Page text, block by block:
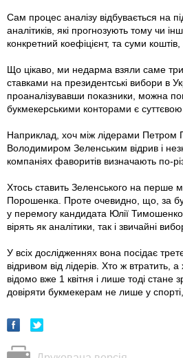
Сам процес аналізу відбувається на
аналітиків, які прогнозують тому чи
конкретний коефіцієнт, та суми
Що цікаво, ми недарма взяли саме три
ставками на президентські вибори в
проаналізувавши показники, можна
букмекерськими конторами є суттєвою.
Наприклад, хоч між лідерами Петром
Володимиром Зеленським вiдрив і
компаніях фаворитів визначають по-
Хтось ставить Зеленського на перше
Порошенка. Проте очевидно, що, за
у перемогу кандидата Юлiї
вiрять як аналітики, так і звичайнi
У всіх дослідженнях вона посiдає
відривом від лідерів. Хто ж втратить,
відомо вже 1 квітня і лише тоді стане
довіряти букмекерам не лише у спорті,